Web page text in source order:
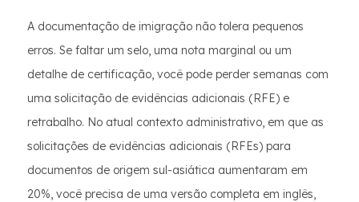
A documentação de imigração não tolera pequenos
erros. Se faltar um selo, uma nota marginal ou um
detalhe de certificação, você pode perder semanas com
uma solicitação de evidências adicionais (RFE) e
retrabalho. No atual contexto administrativo, em que as
solicitações de evidências adicionais (RFEs) para
documentos de origem sul-asiática aumentaram em
20%, você precisa de uma versão completa em inglês,